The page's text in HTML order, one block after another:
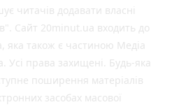
читачів додавати власні
Сайт 20minut.ua входить до
яка також є частиною Медіа
Усі права захищені. Будь-яка
поширення матеріалів
засобах масової